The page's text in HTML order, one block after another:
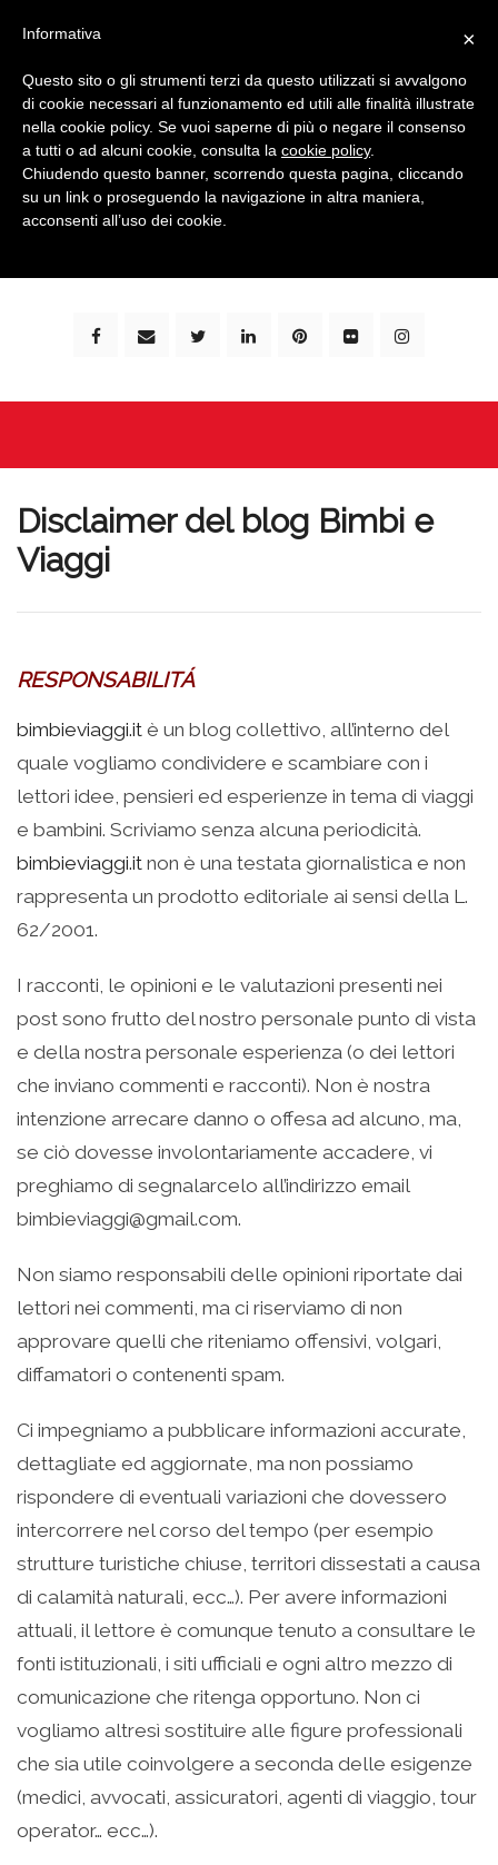
bimbi e viaggi - family travel blog: community #1 in
Disclaimer del blog Bimbi e
Viaggi
RESPONSABILITÁ
bimbieviaggi.it è un blog collettivo, all’interno del
quale vogliamo condividere e scambiare con i
lettori idee, pensieri ed esperienze in tema di viaggi
e bambini. Scriviamo senza alcuna periodicità.
bimbieviaggi.it non è una testata giornalistica e non
rappresenta un prodotto editoriale ai sensi della L.
62/2001.
I racconti, le opinioni e le valutazioni presenti nei
post sono frutto del nostro personale punto di vista
e della nostra personale esperienza (o dei lettori
che inviano commenti e racconti). Non è nostra
intenzione arrecare danno o offesa ad alcuno, ma,
se ciò dovesse involontariamente accadere, vi
preghiamo di segnalarcelo all’indirizzo email
bimbieviaggi@gmail.com.
Non siamo responsabili delle opinioni riportate dai
lettori nei commenti, ma ci riserviamo di non
approvare quelli che riteniamo offensivi, volgari,
diffamatori o contenenti spam.
Ci impegniamo a pubblicare informazioni accurate,
dettagliate ed aggiornate, ma non possiamo
rispondere di eventuali variazioni che dovessero
intercorrere nel corso del tempo (per esempio
strutture turistiche chiuse, territori dissestati a causa
di calamità naturali, ecc…). Per avere informazioni
attuali, il lettore è comunque tenuto a consultare le
fonti istituzionali, i siti ufficiali e ogni altro mezzo di
comunicazione che ritenga opportuno. Non ci
vogliamo altresì sostituire alle figure professionali
che sia utile coinvolgere a seconda delle esigenze
(medici, avvocati, assicuratori, agenti di viaggio, tour
operator… ecc…).
×
Informativa
Questo sito o gli strumenti terzi da questo utilizzati si avvalgono
di cookie necessari al funzionamento ed utili alle finalità illustrate
nella cookie policy. Se vuoi saperne di più o negare il consenso
a tutti o ad alcuni cookie, consulta la cookie policy.
Chiudendo questo banner, scorrendo questa pagina, cliccando
su un link o proseguendo la navigazione in altra maniera,
acconsenti all’uso dei cookie.